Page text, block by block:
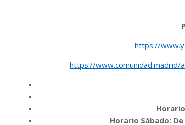
https://
https://www.comunidad.madrid/
Horario Sábado: